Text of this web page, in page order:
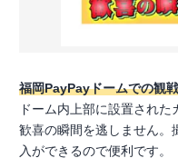
福岡PayPayドームでの観
ドーム内上部に設置された
歓喜の瞬間を逃しません。
入ができるので便利です。